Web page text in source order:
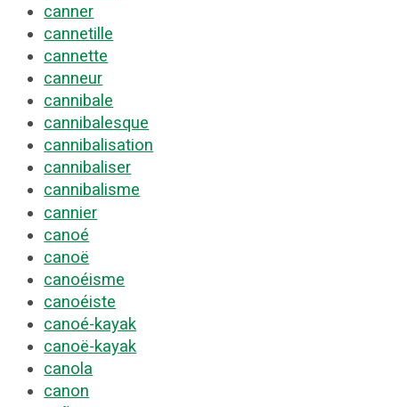
canner
cannetille
cannette
canneur
cannibale
cannibalesque
cannibalisation
cannibaliser
cannibalisme
cannier
canoé
canoë
canoéisme
canoéiste
canoé-kayak
canoë-kayak
canola
canon